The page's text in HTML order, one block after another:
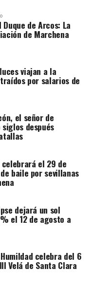
Tiziano, le confió
serie de cuadros
La Anunciación
etérea y la
en una
de su tiempo. Es
deVasco Pereira
diez días y tres
varias
durante más
de la
de 12,02 euros
ofertas actuales
entre 12,31 y
de la finca y del
1.900 y 2.337
aproximarse a
extraordinarias
semanales. Las
con los siguientes
más.
de Arcos: La
de Marchena
viajan a la
por salarios de
el señor de
después
celebrará el 29 de
baile por sevillanas
dejará un sol
el 12 de agosto a
celebra del 6
Velá de Santa Clara